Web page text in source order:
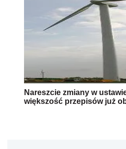
Nareszcie zmiany w
większość przepisów już